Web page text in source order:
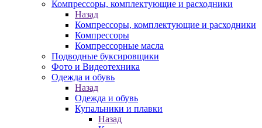
Компрессоры, комплектующие и расходники
Назад
Компрессоры, комплектующие и расходники
Компрессоры
Компрессорные масла
Подводные буксировщики
Фото и Видеотехника
Одежда и обувь
Назад
Одежда и обувь
Купальники и плавки
Назад